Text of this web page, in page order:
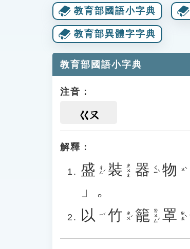
教育部國語小字典
教育部異體字字典
教育部國語小字典
注音：
ㄍㄡ
解釋：
盛 ㄔㄥˊ 裝 ㄓㄨㄤ 器 ㄑㄧˋ 物 ㄨˋ
」。
以
ㄧˇ 竹 ㄓㄨˊ 籠 ㄌㄨㄥˊ 罩 ㄓㄠˋ